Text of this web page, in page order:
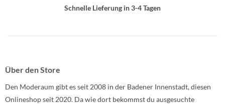
Schnelle Lieferung in 3-4 Tagen
Über den Store
Den Moderaum gibt es seit 2008 in der Badener Innenstadt, diesen
Onlineshop seit 2020. Da wie dort bekommst du ausgesuchte